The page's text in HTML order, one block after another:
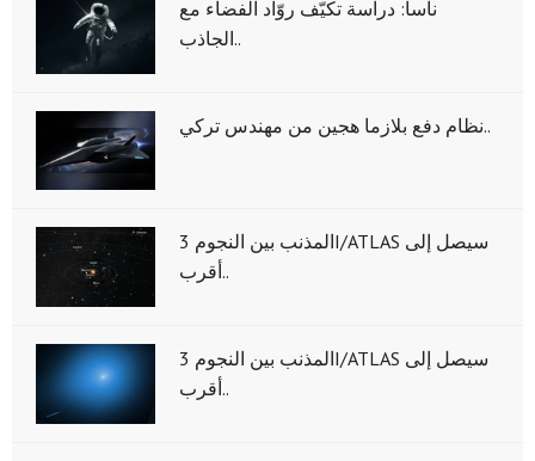
ناسا: دراسة تكيّف روّاد الفضاء مع
الجاذب..
نظام دفع بلازما هجين من مهندس تركي..
المذنب بين النجوم 3I/ATLAS سيصل إلى
أقرب..
المذنب بين النجوم 3I/ATLAS سيصل إلى
أقرب..